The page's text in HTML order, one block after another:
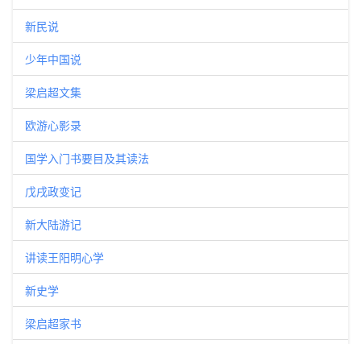
新民说
少年中国说
梁启超文集
欧游心影录
国学入门书要目及其读法
戊戌政变记
新大陆游记
讲读王阳明心学
新史学
梁启超家书